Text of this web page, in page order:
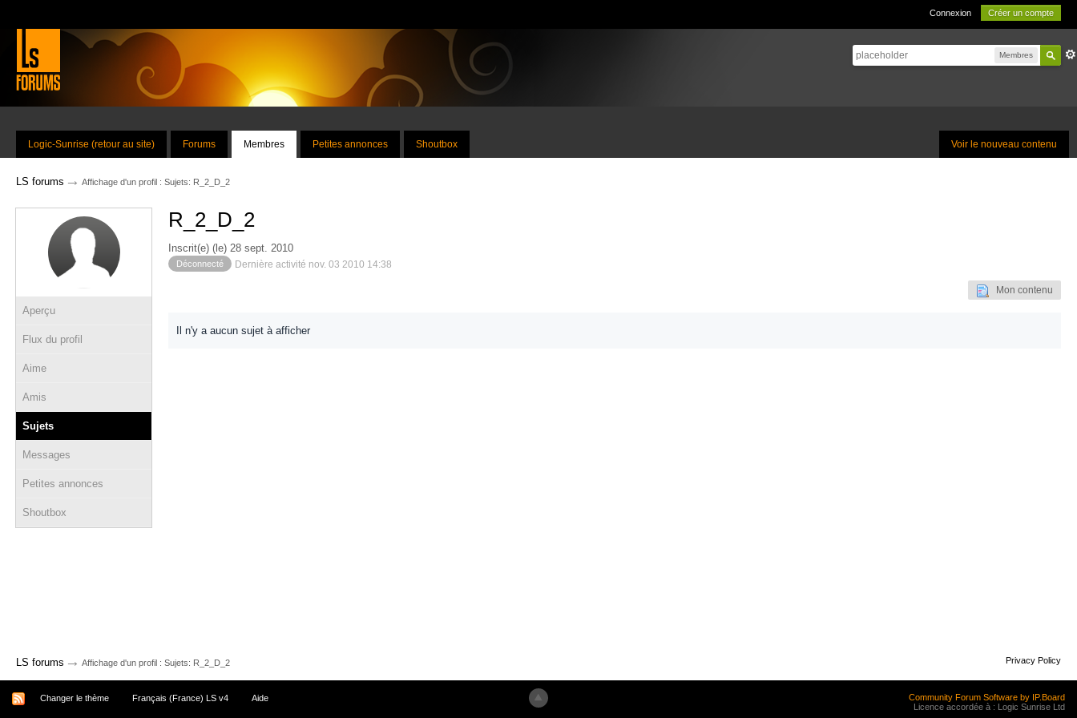
Connexion Créer un compte
Membres
Voir le nouveau contenu
Logic-Sunrise (retour au site) Forums Membres Petites annonces Shoutbox
LS forums → Affichage d'un profil : Sujets: R_2_D_2
Aperçu
Flux du profil
Aime
Amis
Sujets
Messages
Petites annonces
Shoutbox
R_2_D_2
Inscrit(e) (le) 28 sept. 2010
Déconnecté Dernière activité nov. 03 2010 14:38
Mon contenu
Il n'y a aucun sujet à afficher
LS forums → Affichage d'un profil : Sujets: R_2_D_2 Privacy Policy
Changer le thème Français (France) LS v4 Aide
Community Forum Software by IP.Board
Licence accordée à : Logic Sunrise Ltd